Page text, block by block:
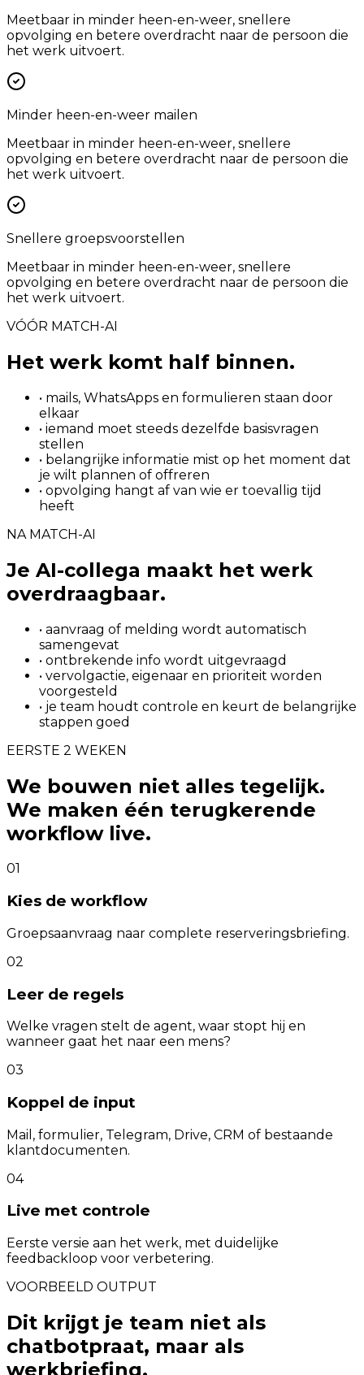
Meetbaar in minder heen-en-weer, snellere
opvolging en betere overdracht naar de persoon die
het werk uitvoert.
Minder heen-en-weer mailen
Meetbaar in minder heen-en-weer, snellere
opvolging en betere overdracht naar de persoon die
het werk uitvoert.
Snellere groepsvoorstellen
Meetbaar in minder heen-en-weer, snellere
opvolging en betere overdracht naar de persoon die
het werk uitvoert.
VÓÓR MATCH-AI
Het werk komt half binnen.
• mails, WhatsApps en formulieren staan door
elkaar
• iemand moet steeds dezelfde basisvragen
stellen
• belangrijke informatie mist op het moment dat
je wilt plannen of offreren
• opvolging hangt af van wie er toevallig tijd
heeft
NA MATCH-AI
Je AI-collega maakt het werk
overdraagbaar.
• aanvraag of melding wordt automatisch
samengevat
• ontbrekende info wordt uitgevraagd
• vervolgactie, eigenaar en prioriteit worden
voorgesteld
• je team houdt controle en keurt de belangrijke
stappen goed
EERSTE 2 WEKEN
We bouwen niet alles tegelijk.
We maken één terugkerende
workflow live.
01
Kies de workflow
Groepsaanvraag naar complete reserveringsbriefing.
02
Leer de regels
Welke vragen stelt de agent, waar stopt hij en
wanneer gaat het naar een mens?
03
Koppel de input
Mail, formulier, Telegram, Drive, CRM of bestaande
klantdocumenten.
04
Live met controle
Eerste versie aan het werk, met duidelijke
feedbackloop voor verbetering.
VOORBEELD OUTPUT
Dit krijgt je team niet als
chatbotpraat, maar als
werkbriefing.